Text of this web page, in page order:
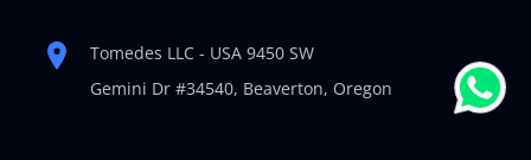
Tomedes LLC - USA 9450 SW
Gemini Dr #34540, Beaverton, Oregon